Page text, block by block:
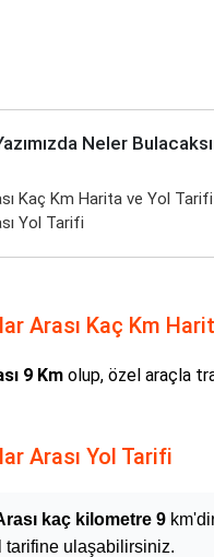
Neler
Kaç Km Harita ve Yol Tarifi
Yol Tarifi
Arası Kaç Km
9 Km olup, özel araçla
Arası Yol Tarifi
kaç kilometre 9
tarifine ulaşabilirsiniz.